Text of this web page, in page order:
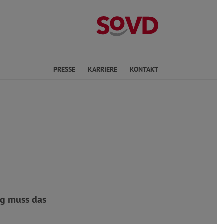
Landesverband
PRESSE KARRIERE KONTAKT
muss das